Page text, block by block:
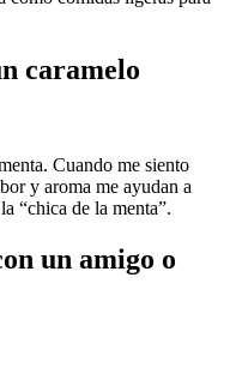
caramelo
Cuando me siento
y aroma me ayudan a
“chica de la menta”.
un amigo o